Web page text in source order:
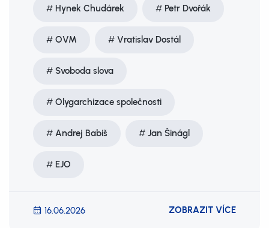
Hynek Chudárek Petr Dvořák
OVM Vratislav Dostál
Svoboda slova
Olygarchizace společnosti
Andrej Babiš Jan Šinágl
EJO
16.06.2026 ZOBRAZIT VÍCE